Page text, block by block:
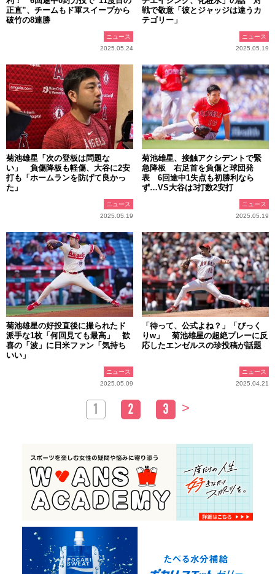
正直”、チームもド軍スイープから
破竹の8連勝
ニュース
2025.05.24
戦で敬意「彼とジャッジは違うカ
テゴリー」
ニュース
2025.05.19
菊池雄星「次の登板は問題な
い」 負傷降板も軽傷、大谷に2安
打も「ホームランを防げて良かっ
た」
ニュース
2025.05.19
菊池雄星、接触アクシデントで緊
急降板 右足首を負傷と球団発
表 6回途中1失点も初勝利なら
ず…VS大谷は3打数2安打
ニュース
2025.05.19
菊池雄星の好投直後に撮られたド
派手な1枚「何回見ても最高」 歓
喜の「波」に日米ファン「気持ち
いい」
ニュース
2025.05.09
「待って、公式よね？」「びっく
りw」 菊池雄星の超絶プレーに反
応したエンゼルスの珍投稿が話題
ニュース
2025.04.21
1 2 3 >